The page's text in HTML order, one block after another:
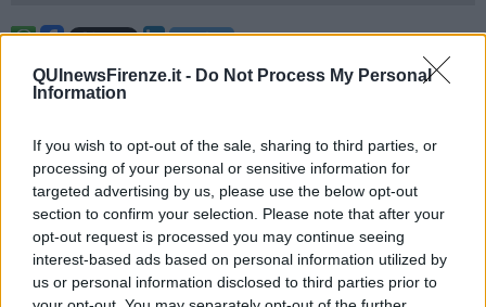
QUInewsFirenze.it - Do Not Process My Personal
Information
If you wish to opt-out of the sale, sharing to third parties, or
processing of your personal or sensitive information for
targeted advertising by us, please use the below opt-out
section to confirm your selection. Please note that after your
opt-out request is processed you may continue seeing
interest-based ads based on personal information utilized by
us or personal information disclosed to third parties prior to
FIRENZE —Un uomo che si trovava a percorrere a piedi il viadotto
dell'Indiano a Firenze è stato travolto da una moto ed è morto
L'incidente mortale è avvenuto intorno alle 4,30 all'altezza
dell'autovelox in direzione aeroporto. Sul viadotto in realtà non è
previsto il transito pedonale, tanto che la presenza del pedone era
appena stata segnalata un momento prima dell'impatto fatale.